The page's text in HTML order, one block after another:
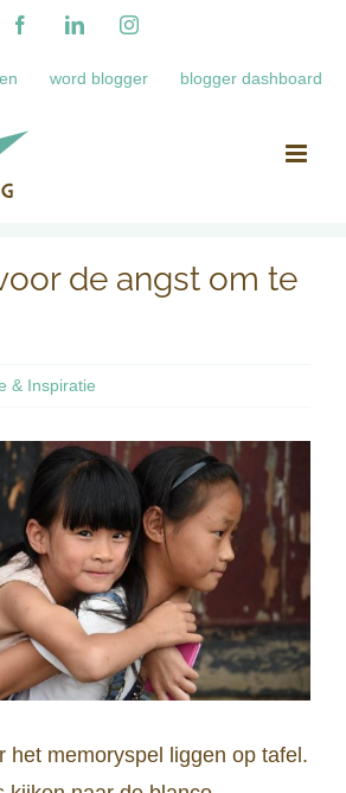
FacebookLinkedInInstagram
word blogger blogger dashboard
de angst om te
& Inspiratie
het memoryspel liggen op tafel.